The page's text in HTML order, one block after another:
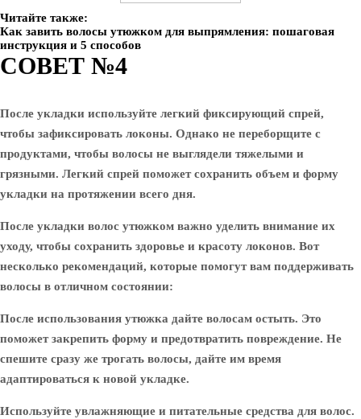
Читайте также:
Как завить волосы утюжком для выпрямления: пошаговая
инструкция и 5 способов
СОВЕТ №4
После укладки используйте легкий фиксирующий спрей,
чтобы зафиксировать локоны. Однако не переборщите с
продуктами, чтобы волосы не выглядели тяжелыми и
грязными. Легкий спрей поможет сохранить объем и форму
укладки на протяжении всего дня.
После укладки волос утюжком важно уделить внимание их
уходу, чтобы сохранить здоровье и красоту локонов. Вот
несколько рекомендаций, которые помогут вам поддерживать
волосы в отличном состоянии:
После использования утюжка дайте волосам остыть. Это
поможет закрепить форму и предотвратить повреждение. Не
спешите сразу же трогать волосы, дайте им время
адаптироваться к новой укладке.
Используйте увлажняющие и питательные средства для волос.